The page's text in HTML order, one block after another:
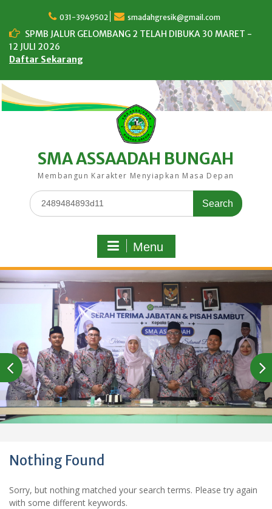
content
031-3949502 smadahgresik@gmail.com
SPMB JALUR GELOMBANG 2 TELAH DIBUKA 30 MARET -
12 JULI 2026
Daftar Sekarang
SMA ASSAADAH BUNGAH
Membangun Karakter Menyiapkan Masa Depan
Search
for:
Menu
Nothing Found
Sorry, but nothing matched your search terms. Please try again
with some different keywords.